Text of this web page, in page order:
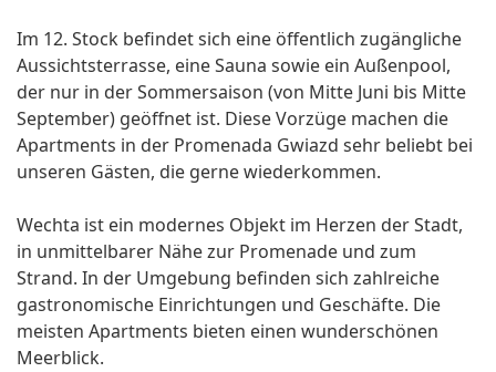
Im 12. Stock befindet sich eine öffentlich zugängliche
Aussichtsterrasse, eine Sauna sowie ein Außenpool,
der nur in der Sommersaison (von Mitte Juni bis Mitte
September) geöffnet ist. Diese Vorzüge machen die
Apartments in der Promenada Gwiazd sehr beliebt bei
unseren Gästen, die gerne wiederkommen.
Wechta ist ein modernes Objekt im Herzen der Stadt,
in unmittelbarer Nähe zur Promenade und zum
Strand. In der Umgebung befinden sich zahlreiche
gastronomische Einrichtungen und Geschäfte. Die
meisten Apartments bieten einen wunderschönen
Meerblick.